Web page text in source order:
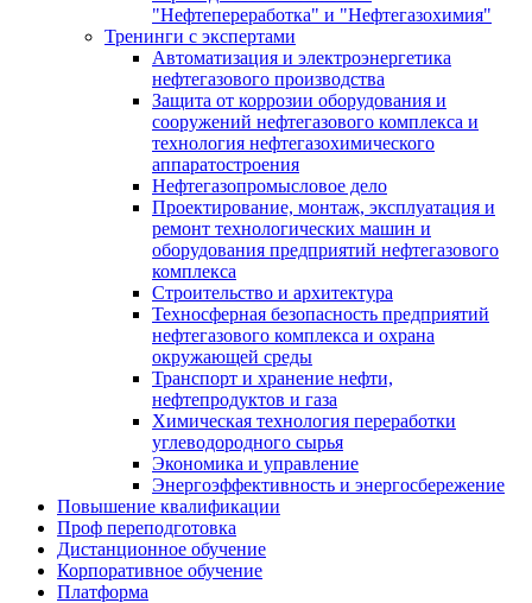
"Нефтепереработка" и "Нефтегазохимия"
Тренинги с экспертами
Автоматизация и электроэнергетика
нефтегазового производства
Защита от коррозии оборудования и
сооружений нефтегазового комплекса и
технология нефтегазохимического
аппаратостроения
Нефтегазопромысловое дело
Проектирование, монтаж, эксплуатация и
ремонт технологических машин и
оборудования предприятий нефтегазового
комплекса
Строительство и архитектура
Техносферная безопасность предприятий
нефтегазового комплекса и охрана
окружающей среды
Транспорт и хранение нефти,
нефтепродуктов и газа
Химическая технология переработки
углеводородного сырья
Экономика и управление
Энергоэффективность и энергосбережение
Повышение квалификации
Проф переподготовка
Дистанционное обучение
Корпоративное обучение
Платформа